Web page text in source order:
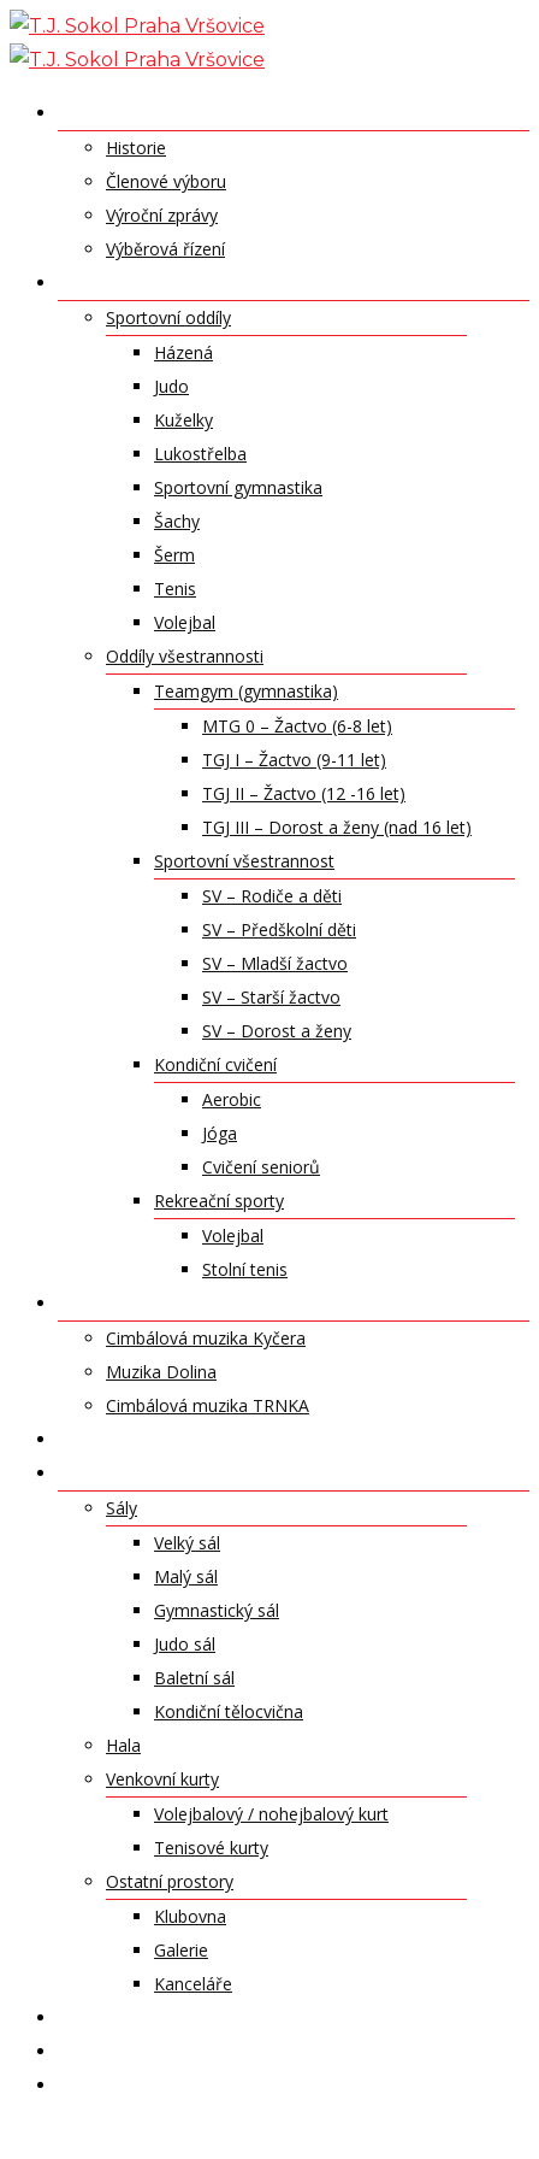
Skip
to
Historie
Členové výboru
Výroční zprávy
Výběrová řízení
Sportovní oddíly
Házená
Judo
Kuželky
Lukostřelba
Sportovní gymnastika
Šachy
Šerm
Tenis
Volejbal
Oddíly všestrannosti
Teamgym (gymnastika)
MTG 0 – Žactvo (6-8 let)
TGJ I – Žactvo (9-11 let)
TGJ II – Žactvo (12 -16 let)
TGJ III – Dorost a ženy (nad 16 let)
Sportovní všestrannost
SV – Rodiče a děti
SV – Předškolní děti
SV – Mladší žactvo
SV – Starší žactvo
SV – Dorost a ženy
Kondiční cvičení
Aerobic
Jóga
Cvičení seniorů
Rekreační sporty
Volejbal
Stolní tenis
Cimbálová muzika Kyčera
Muzika Dolina
Cimbálová muzika TRNKA
Sály
Velký sál
Malý sál
Gymnastický sál
Judo sál
Baletní sál
Kondiční tělocvična
Hala
Venkovní kurty
Volejbalový / nohejbalový kurt
Tenisové kurty
Ostatní prostory
Klubovna
Galerie
Kanceláře